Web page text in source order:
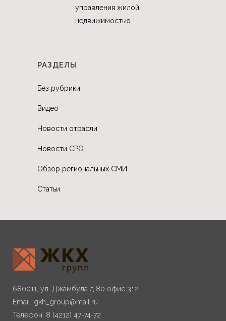
управления жилой
недвижимостью
РАЗДЕЛЫ
Без рубрики
Видео
Новости отрасли
Новости СРО
Обзор региональных СМИ
Статьи
680011, ул. Джамбула д 80 офис 312
Email: gkh_group@mail.ru
Телефон: 8 (4212) 47-74-72